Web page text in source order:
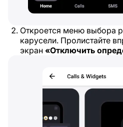
Откроется меню выбора
карусели. Пролистайте
экран «Отключить